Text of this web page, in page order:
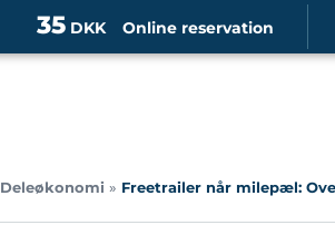
Online reservation
35DKK
Deleøkonomi » Freetrailer når milepæl: